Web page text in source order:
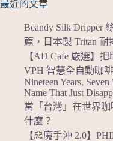
最近的文章
Beandy Silk Dripper
薦，日本製 Tritan 耐
【AD Cafe 嚴選】
VPH 智慧全自動咖
Nineteen Years,
Name That Just
當「台灣」在世界
什麼？
【惡魔手沖 2.0】